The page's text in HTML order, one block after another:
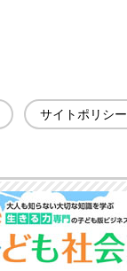
サイトポリシー